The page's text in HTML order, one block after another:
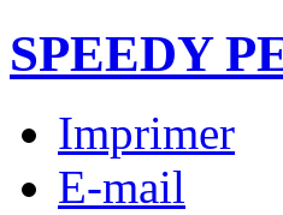
SPEEDY
Imprimer
E-mail